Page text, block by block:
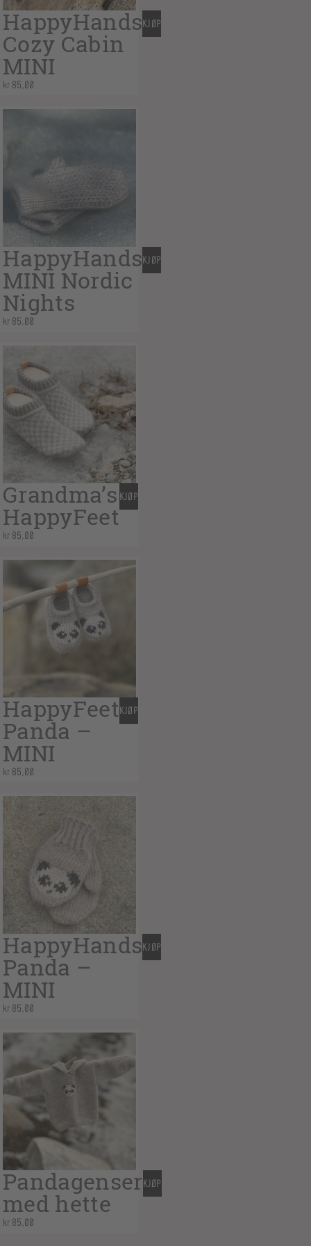
HappyHands
Cozy Cabin
MINI
kr 85,00
KJØP
HappyHands
MINI Nordic
Nights
kr 85,00
KJØP
Grandma’s
HappyFeet
kr 85,00
KJØP
HappyFeet
Panda –
MINI
kr 85,00
KJØP
HappyHands
Panda –
MINI
kr 85,00
KJØP
Pandagenser
med hette
kr 85,00
KJØP